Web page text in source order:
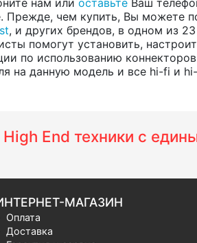
чем купить, Вы можете
, и других брендов, в одном из 23
помогут установить,
по использованию
на данную модель и все hi-fi и
End техники с
МАГАЗИН
Оплата
Доставка